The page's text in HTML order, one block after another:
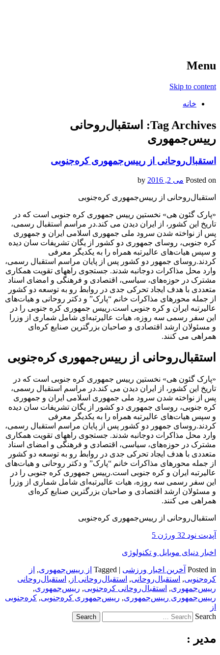
Menu
Skip to content
خانه
Tag Archives:
استقبال‌روحانی
رییس‌جمهوری
استقبال‌روحانی از رییس‌جمهوری کره‌جنوبی
Posted on می 2, 2016
استقبال‌روحانی از رییس‌جمهوری کره‌جنوبی
«پارک گئون هی» نخستین رییس جمهوری کره جنوبی است که در
تاریخ این کشور، از ایران دیدن می کند.در مراسم استقبال رسمی،
پس از نواخته شدن سرود ملی جمهوری اسلامی ایران و جمهوری
کره جنوبی، روسای جمهوری دو کشور از یگان تشریفات سان دیده
و سپس هیات‌های عالیرتبه همراه را به یکدیگر معرفی
کردند.روسای جمهور دو کشور پس از پایان مراسم استقبال رسمی،
وارد محل مذاکرات دوجانبه شدند. جستجوی راههای تقویت همکاری
مشترک در حوزه‌های، سیاسی، اقتصادی و فرهنگی و امضای اسناد
متعددی با هدف ایجاد تحرکی جدی در روابط رو به توسعه دو کشور
از جمله محورهای مذاکرات خانم “پارک” و دکتر روحانی و هیات‌های
عالیرتبه ایران و کره جنوبی است.رییس جمهوری کره جنوبی را در
این سفر رسمی سه روزه، هیات عالیرتبه‌ای شامل شماری از وزرا
و مسئولان ارشد اقتصادی و صاحبان بزرگترین صنایع کره‌ای
همراهی می کنند.
استقبال‌روحانی از رییس‌جمهوری کره‌جنوبی
«پارک گئون هی» نخستین رییس جمهوری کره جنوبی است که در
تاریخ این کشور، از ایران دیدن می کند.در مراسم استقبال رسمی،
پس از نواخته شدن سرود ملی جمهوری اسلامی ایران و جمهوری
کره جنوبی، روسای جمهوری دو کشور از یگان تشریفات سان دیده
و سپس هیات‌های عالیرتبه همراه را به یکدیگر معرفی
کردند.روسای جمهور دو کشور پس از پایان مراسم استقبال رسمی،
وارد محل مذاکرات دوجانبه شدند. جستجوی راههای تقویت همکاری
مشترک در حوزه‌های، سیاسی، اقتصادی و فرهنگی و امضای اسناد
متعددی با هدف ایجاد تحرکی جدی در روابط رو به توسعه دو کشور
از جمله محورهای مذاکرات خانم “پارک” و دکتر روحانی و هیات‌های
عالیرتبه ایران و کره جنوبی است.رییس جمهوری کره جنوبی را در
این سفر رسمی سه روزه، هیات عالیرتبه‌ای شامل شماری از وزرا
و مسئولان ارشد اقتصادی و صاحبان بزرگترین صنایع کره‌ای
همراهی می کنند.
استقبال‌روحانی از رییس‌جمهوری کره‌جنوبی
آپدیت نود 32 ورژن 5
اخبار دنیای موبایل و تکنولوژی
Posted in آخرین اخبار ورزشی |
Tagged از رییس‌جمهوری, از
کره‌جنوبی, استقبال‌روحانی, استقبال‌روحانی از , استقبال‌روحانی
رییس‌جمهوری, استقبال‌روحانی کره‌جنوبی, رییس‌جمهوری,
رییس‌جمهوری رییس‌جمهوری, رییس‌جمهوری کره‌جنوبی, کره‌جنوبی
از
Search
مدیر :